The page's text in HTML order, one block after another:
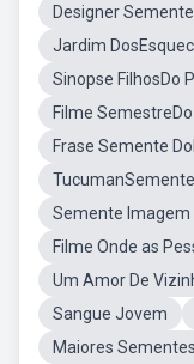
Designer
Jardim
Sinopse FilhosDo
Filme
Frase Semente
TucumanSemente
Semente Imagem
Filme Onde as
Um Amor De
Sangue Jovem
Maiores